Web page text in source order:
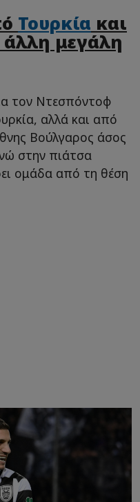
Τουρκία και
άλλη μεγάλη
τον Ντεσπόντοφ
αλλά και από
Βούλγαρος άσος
στην πιάτσα
ομάδα από τη θέση